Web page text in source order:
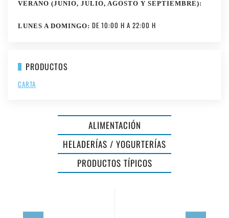
VERANO (JUNIO, JULIO, AGOSTO Y SEPTIEMBRE):
LUNES A DOMINGO: DE 10:00 H A 22:00 H
PRODUCTOS
CARTA
ALIMENTACIÓN
HELADERÍAS / YOGURTERÍAS
PRODUCTOS TÍPICOS
DE
VINS
MENORCA